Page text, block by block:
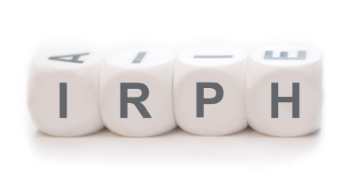
¿En qué podemos ayudarte?